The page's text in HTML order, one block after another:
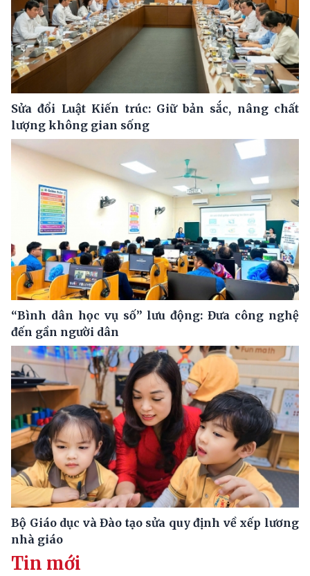
Sửa đổi Luật Kiến trúc: Giữ bản sắc, nâng chất
lượng không gian sống
“Bình dân học vụ số” lưu động: Đưa công nghệ
đến gần người dân
Bộ Giáo dục và Đào tạo sửa quy định về xếp lương
nhà giáo
Tin mới